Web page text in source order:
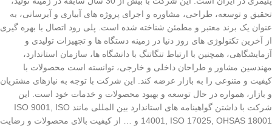
تحقیق و توسعه، طراحی، مشاوره و اجرای پروژه های آبیاری و آبرسانی، به
عنوان یک برند معتبر و مطمئن شناخته شده است. پلی رود اتصال با بهره گیری
از آخرین تکنولوژی های روز دنیا در زمینه دستگاه ها و تجهیزات تولیدی و
آزمایشگاهی، همچنین با ارتباط تنگاتنگ با دانشگاه ها، سازمان استاندارد،
مهندسین مشاور و طراحان داخلی و خارجی، توانسته است محصولات با
کیفیت و متنوعی را به بازار عرضه کند. این شرکت با توجه به نیازهای مشتریان
و بازار، همواره در حال توسعه و بهبود محصولات و خدمات خود است. این
شرکت با داشتن گواهینامه های استاندارد بین المللی مانند ISO 9001, ISO
14001, ISO 17025, OHSAS 18001 و … از کیفیت بالای محصولات و رضایت